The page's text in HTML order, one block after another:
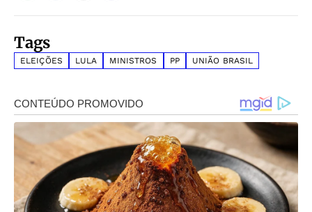
Tags
ELEIÇÕES LULA MINISTROS PP UNIÃO BRASIL